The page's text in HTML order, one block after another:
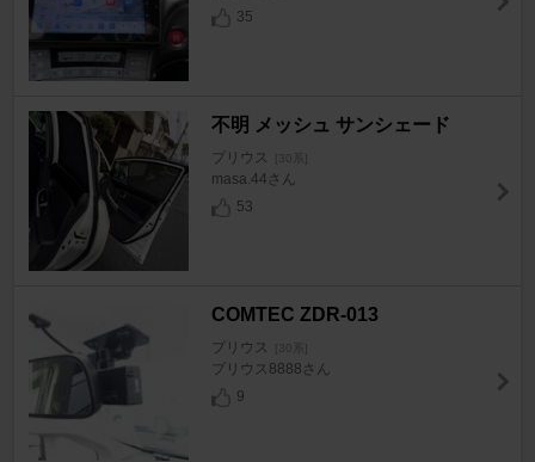
35
不明 メッシュ サンシェード
プリウス
masa.44さん
53
COMTEC ZDR-013
プリウス
プリウス8888さん
9